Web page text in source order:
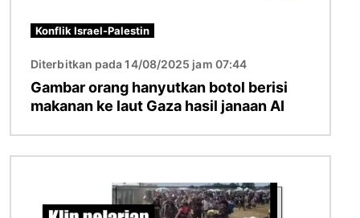
Konflik Israel-Palestin
Diterbitkan pada 14/08/2025 jam 07:44
Gambar orang hanyutkan botol berisi
makanan ke laut Gaza hasil janaan AI